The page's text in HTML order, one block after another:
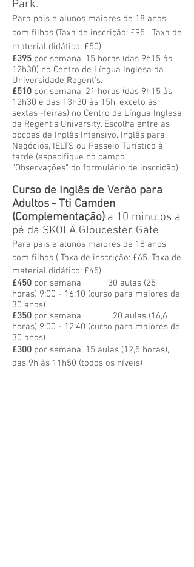
Park.
Para pais e alunos maiores de 18 anos
com filhos (Taxa de inscrição: £95 , Taxa de
material didático: £50)
£395 por semana, 15 horas (das 9h15 às
12h30) no Centro de Língua Inglesa da
Universidade Regent's.
£510 por semana, 21 horas (das 9h15 às
12h30 e das 13h30 às 15h, exceto às
sextas -feiras) no Centro de Língua Inglesa
da Regent's University. Escolha entre as
opções de Inglês Intensivo, Inglês para
Negócios, IELTS ou Passeio Turístico à
tarde (especifique no campo
"Observações" do formulário de inscrição).
Curso de Inglês de Verão para
Adultos - Tti Camden
(Complementação) a 10 minutos a
pé da SKOLA Gloucester Gate
Para pais e alunos maiores de 18 anos
com filhos ( Taxa de inscrição: £65. Taxa de
material didático: £45)
£450 por semana
30 aulas (25
horas) 9:00 - 16:10 (curso para maiores de
30 anos)
£350 por semana
20 aulas (16,6
horas) 9:00 - 12:40 (curso para maiores de
30 anos)
£300 por semana, 15 aulas (12,5 horas),
das 9h às 11h50 (todos os níveis)